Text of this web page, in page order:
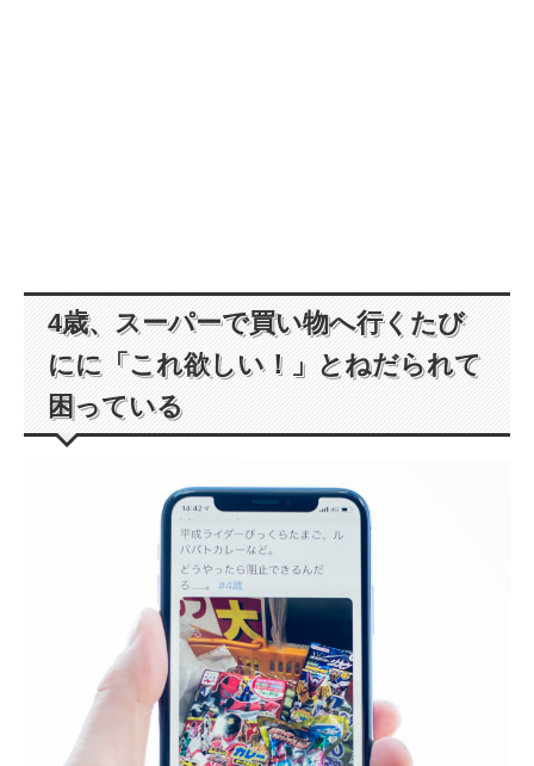
4歳、スーパーで買い物へ行くたび
にに「これ欲しい！」とねだられて
困っている